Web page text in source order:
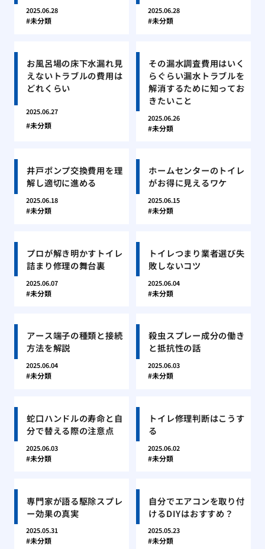
2025.06.28
未分類
2025.06.28
未分類
お風呂場の床下水漏れ見
えないトラブルの費用は
どれくらい
2025.06.27
未分類
その漏水調査費用はいく
らぐらい漏水トラブルを
解消するために知ってお
きたいこと
2025.06.26
未分類
井戸ポンプ交換費用を理
解し適切に進める
2025.06.18
未分類
ホームセンターのトイレ
がお得に見えるワケ
2025.06.15
未分類
プロが解き明かすトイレ
詰まり修理の舞台裏
2025.06.07
未分類
トイレつまり業者選び失
敗しないコツ
2025.06.04
未分類
アース端子の種類と接続
方法を解説
2025.06.04
未分類
殺虫スプレー成分の働き
と抵抗性の話
2025.06.03
未分類
蛇口ハンドルの寿命と自
分で替える際の注意点
2025.06.03
未分類
トイレ修理判断はこうす
る
2025.06.02
未分類
専門家が語る駆除スプレ
ー効果の真実
2025.05.31
未分類
自分でエアコンを取り付
けるDIYはおすすめ？
2025.05.23
未分類